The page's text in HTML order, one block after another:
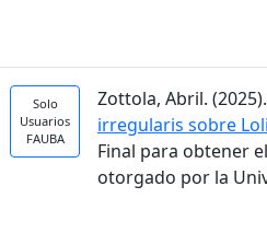
Solo
Usuarios
FAUBA
Zottola, Abril.
irregularis sobre
Final para obtener
otorgado por la